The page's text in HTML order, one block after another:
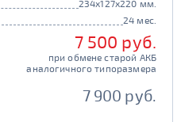
234x127x220 мм.
24 мес.
7 500 руб.
при обмене старой АКБ
аналогичного типоразмера
7 900 руб.